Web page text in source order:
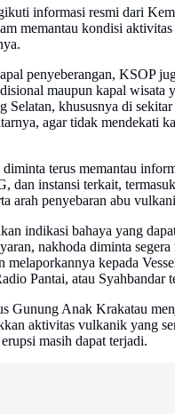
informasi resmi dari
memantau kondisi
penyeberangan, KSOP
maupun kapal wisata
Selatan, khususnya di
agar tidak mendekati
terus memantau
instansi terkait,
arah penyebaran abu
indikasi bahaya yang
nakhoda diminta
melaporkannya kepada
Pantai, atau Syahbandar
Gunung Anak Krakatau
aktivitas vulkanik yang
masih dapat terjadi.